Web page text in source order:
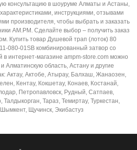
консультацию в шоуруме Алматы и Астаны,
инструкциями, отзывами
производителя, чтобы выбрать и заказать
AM.PM. Сделайте выбор – получить заказ
Купить товар Душевой трап (лоток) 80
080-01SB комбинированный затвор со
в интернет-магазине ampm-store.com можно
Алматинскую область, Астану и другие
Актау, Актобе, Атырау, Балхаш, Жанаозен,
Кентау, Кокшетау, Конаев, Костанай,
Петропавловск, Рудный, Сатпаев,
Тараз, Темиртау, Туркестан,
Щучинск, Экибастуз